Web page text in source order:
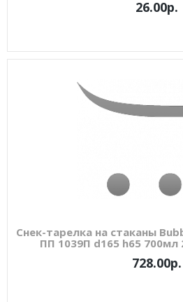
26.00р.
Снек-тарелка на стаканы
ПП 1039П d165 h65
728.00р.